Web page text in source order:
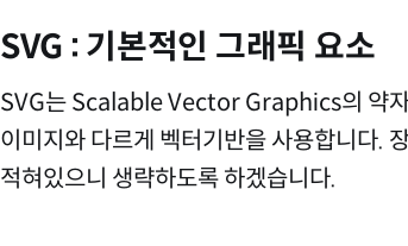
SVG : 기본적인 그래픽 요소
SVG는 Scalable Vector Graphics의 약자
이미지와 다르게 벡터기반을 사용합니다.
적혀있으니 생략하도록 하겠습니다.